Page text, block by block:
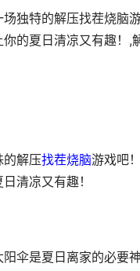
独特的解压找茬烧脑
的夏日清凉又有趣！
的解压找茬烧脑游戏吧
清凉又有趣！
伞是夏日离家的必要